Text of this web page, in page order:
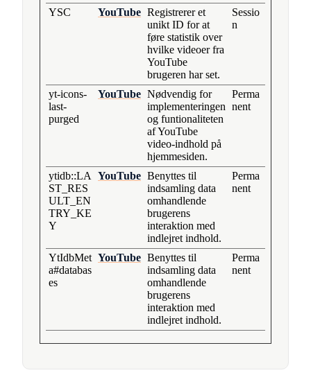
YSC YouTube Registrerer et
unikt ID for at
føre statistik over
hvilke videoer fra
YouTube
brugeren har set.
Sessio
n
yt-icons-
last-
purged
YouTube Nødvendig for
implementeringen
og funtionaliteten
af YouTube
video-indhold på
hjemmesiden.
Perma
nent
ytidb::LA
ST_RES
ULT_EN
TRY_KE
Y
YouTube Benyttes til
indsamling data
omhandlende
brugerens
interaktion med
indlejret indhold.
Perma
nent
YtIdbMet
a#databas
es
YouTube Benyttes til
indsamling data
omhandlende
brugerens
interaktion med
indlejret indhold.
Perma
nent